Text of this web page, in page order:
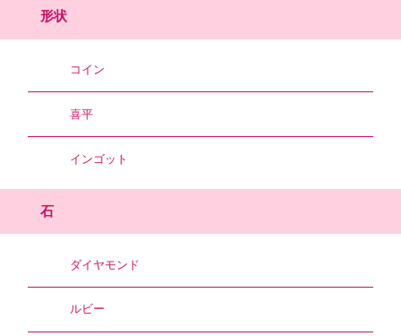
形状
コイン
喜平
インゴット
石
ダイヤモンド
ルビー